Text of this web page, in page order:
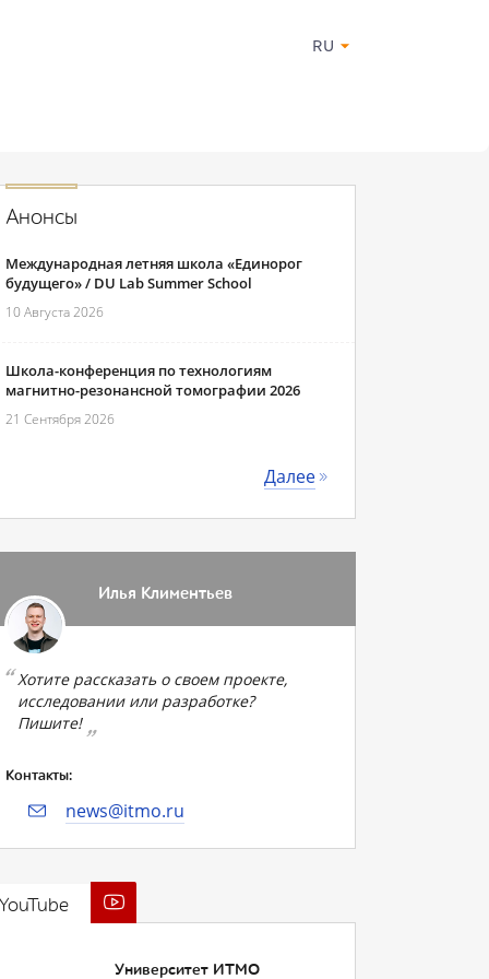
RU
Анонсы
Международная летняя школа «Единорог
будущего» / DU Lab Summer School
10 Августа 2026
Школа-конференция по технологиям
магнитно-резонансной томографии 2026
21 Сентября 2026
Далее
Илья Климентьев
Хотите рассказать о своем проекте,
исследовании или разработке?
Пишите!
Контакты:
news@itmo.ru
Университет ИТМО